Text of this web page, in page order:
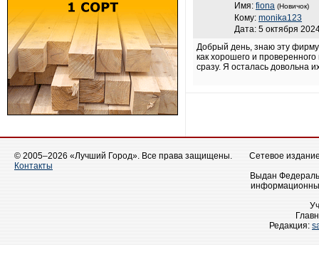
Имя: fiona (Новичок)
Кому: monika123
Дата: 5 октября
Добрый день, знаю эту
как хорошего и
сразу. Я осталась довольна
© 2005–2026 «Лучший Город». Все права защищены.
Контакты
Сетевое
Выдан
Редакция: